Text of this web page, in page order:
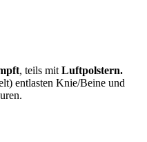
, teils mit Luftpolstern.
entlasten Knie/Beine und